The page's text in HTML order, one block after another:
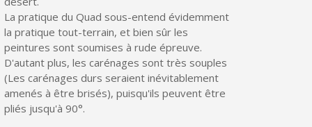
La pratique du Quad sous-entend évidemment
la pratique tout-terrain, et bien sûr les
peintures sont soumises à rude épreuve.
D'autant plus, les carénages sont très souples
(Les carénages durs seraient inévitablement
amenés à être brisés), puisqu'ils peuvent être
pliés jusqu'à 90°.